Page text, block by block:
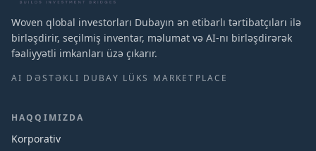
Woven qlobal investorları Dubayın ən etibarlı tərtibatçıları ilə
birləşdirir, seçilmiş inventar, məlumat və AI-nı birləşdirərək
fəaliyyətli imkanları üzə çıkarır.
AI DƏSTƏKLI DUBAY LÜKS MARKETPLACE
HAQQIMIZDA
Korporativ